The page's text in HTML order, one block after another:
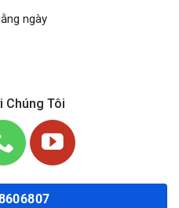
ngày
Chúng Tôi